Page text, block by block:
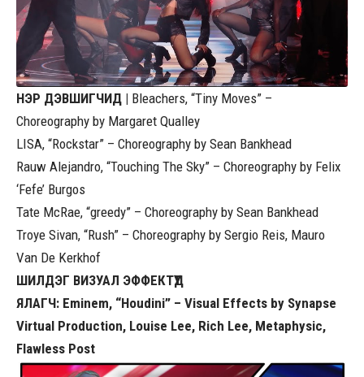
НЭР ДЭВШИГЧИД | Bleachers, “Tiny Moves” –
Choreography by Margaret Qualley
LISA, “Rockstar” – Choreography by Sean Bankhead
Rauw Alejandro, “Touching The Sky” – Choreography by Felix
‘Fefe’ Burgos
Tate McRae, “greedy” – Choreography by Sean Bankhead
Troye Sivan, “Rush” – Choreography by Sergio Reis, Mauro
Van De Kerkhof
ШИЛДЭГ ВИЗУАЛ ЭФФЕКТҮҮД
ЯЛАГЧ: Eminem, “Houdini” – Visual Effects by Synapse
Virtual Production, Louise Lee, Rich Lee, Metaphysic,
Flawless Post